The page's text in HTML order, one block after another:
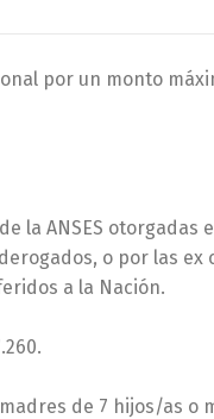
por un monto
ANSES otorgadas
o por las ex
a la Nación.
de 7 hijos/as o